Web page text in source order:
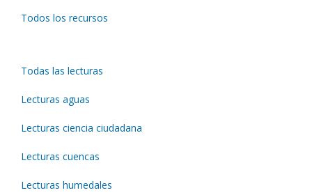
Todos los recursos
Todas las lecturas
Lecturas aguas
Lecturas ciencia ciudadana
Lecturas cuencas
Lecturas humedales